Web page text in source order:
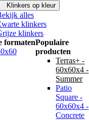
Klinkers op kleur
alles
klinkers
klinkers
formatenPopulaire
producten
Terras+ -
60x60x4 -
Summer
Patio
Square -
60x60x4 -
Concrete